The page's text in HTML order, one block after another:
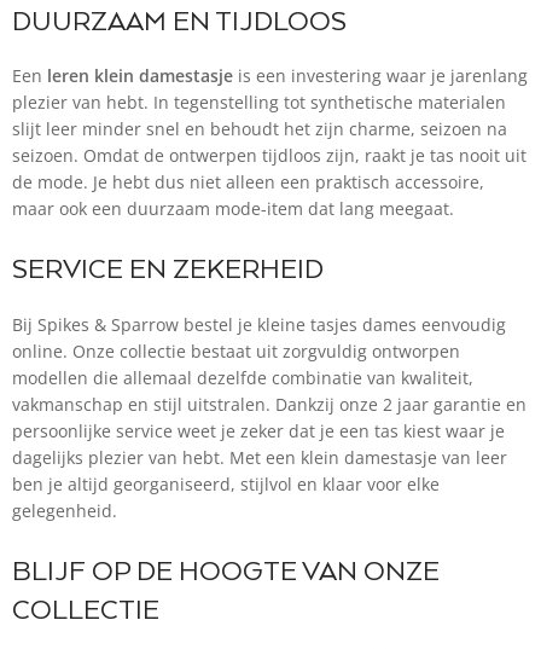
DUURZAAM EN TIJDLOOS
Een leren klein damestasje is een investering waar je jarenlang
plezier van hebt. In tegenstelling tot synthetische materialen
slijt leer minder snel en behoudt het zijn charme, seizoen na
seizoen. Omdat de ontwerpen tijdloos zijn, raakt je tas nooit uit
de mode. Je hebt dus niet alleen een praktisch accessoire,
maar ook een duurzaam mode-item dat lang meegaat.
SERVICE EN ZEKERHEID
Bij Spikes & Sparrow bestel je kleine tasjes dames eenvoudig
online. Onze collectie bestaat uit zorgvuldig ontworpen
modellen die allemaal dezelfde combinatie van kwaliteit,
vakmanschap en stijl uitstralen. Dankzij onze 2 jaar garantie en
persoonlijke service weet je zeker dat je een tas kiest waar je
dagelijks plezier van hebt. Met een klein damestasje van leer
ben je altijd georganiseerd, stijlvol en klaar voor elke
gelegenheid.
BLIJF OP DE HOOGTE VAN ONZE
COLLECTIE